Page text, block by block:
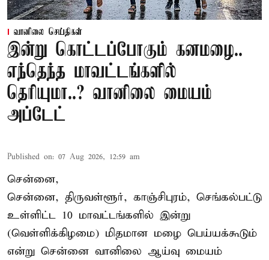
வானிலை செய்திகள்
இன்று கொட்டப்போகும் கனமழை..
எந்தெந்த மாவட்டங்களில்
தெரியுமா..? வானிலை மையம்
அப்டேட்
Published on: 07 Aug 2026, 12:59 am
சென்னை,
சென்னை, திருவள்ளூர், காஞ்சிபுரம், செங்கல்பட்டு
உள்ளிட்ட 10 மாவட்டங்களில் இன்று
(வெள்ளிக்கிழமை) மிதமான மழை பெய்யக்கூடும்
என்று சென்னை வானிலை ஆய்வு மையம்